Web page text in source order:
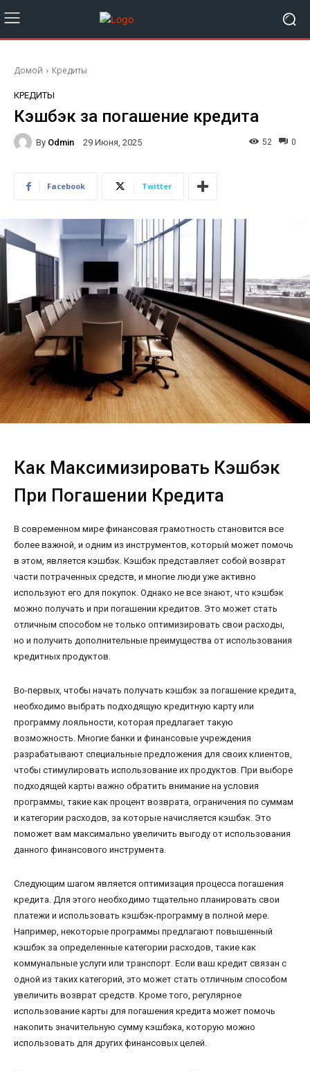
Домой Кредиты
КРЕДИТЫ
Кэшбэк за погашение кредита
By Odmin 29 Июня, 2025 0
52
Facebook Twitter
Как Максимизировать Кэшбэк
При Погашении Кредита
В современном мире финансовая грамотность становится все
более важной, и одним из инструментов, который может помочь
в этом, является кэшбэк. Кэшбэк представляет собой возврат
части потраченных средств, и многие люди уже активно
используют его для покупок. Однако не все знают, что кэшбэк
можно получать и при погашении кредитов. Это может стать
отличным способом не только оптимизировать свои расходы,
но и получить дополнительные преимущества от использования
кредитных продуктов.
Во-первых, чтобы начать получать кэшбэк за погашение кредита,
необходимо выбрать подходящую кредитную карту или
программу лояльности, которая предлагает такую
возможность. Многие банки и финансовые учреждения
разрабатывают специальные предложения для своих клиентов,
чтобы стимулировать использование их продуктов. При выборе
подходящей карты важно обратить внимание на условия
программы, такие как процент возврата, ограничения по суммам
и категории расходов, за которые начисляется кэшбэк. Это
поможет вам максимально увеличить выгоду от использования
данного финансового инструмента.
Следующим шагом является оптимизация процесса погашения
кредита. Для этого необходимо тщательно планировать свои
платежи и использовать кэшбэк-программу в полной мере.
Например, некоторые программы предлагают повышенный
кэшбэк за определенные категории расходов, такие как
коммунальные услуги или транспорт. Если ваш кредит связан с
одной из таких категорий, это может стать отличным способом
увеличить возврат средств. Кроме того, регулярное
использование карты для погашения кредита может помочь
накопить значительную сумму кэшбэка, которую можно
использовать для других финансовых целей.